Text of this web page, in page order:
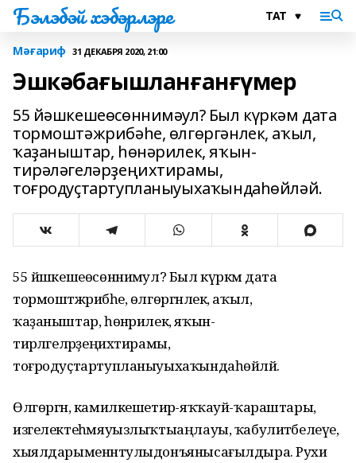
Бэлэбэй хэбэрлэре
Мәғариф 31 ДЕКАБРЯ 2020, 21:00
Эшкәбағышланғанғүмер
55 йәшкешеөсөннимәул? Был күркәм дата
тормоштәжрибәһе, өлгөргәнлек, аҡыл,
ҡаҙаныштар, һөнәрилек, яҡын-
тирәләгеләрҙеңихтирамы,
тоғродуҫтартупланыуыхаҡындаһөйләй.
55 йәшкешеөсөннимәул? Был күркәм дата
тормоштәжрибәһе, өлгөргәнлек, аҡыл,
ҡаҙаныштар, һөнәрилек, яҡын-
тирәләгеләрҙеңихтирамы,
тоғродуҫтартупланыуыхаҡындаһөйләй.
Өлгөргән, камилкешетирә-яҡҡауй-ҡараштары,
изгелектеһәмяуызлыҡтыаңлауы, ҡабулитәбелеүе,
хыялдарыменәнтулыдонъянысағылдыра. Рухи